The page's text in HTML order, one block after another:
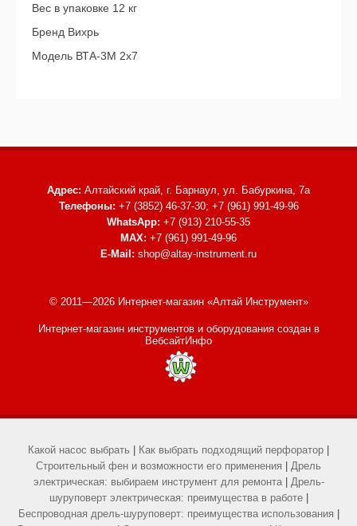
Вес в упаковке 12 кг
Бренд Вихрь
Модель ВТА-3М 2х7
Адрес: Алтайский край, г. Барнаул, ул. Бабуркина, 7а
Телефоны: +7 (3852) 46-37-30; +7 (961) 991-49-96
WhatsApp: +7 (913) 210-55-35
MAX: +7 (961) 991-49-96
E-Mail: shop@altay-instrument.ru
© 2011—2026 Интернет-магазин «Алтай Инструмент»
Интернет-магазин инструментов и оборудованиясоздан в
ВебсайтИнфо
Какой насос выбрать Как выбрать подходящий перфоратор
Строительный фен и возможности его применения
Дрель
электрическая: выбираем инструмент для ремонта| Дрель-
шуруповерт электрическая: преимущества в работе|
Беспроводная дрель-шуруповерт: преимущества использования